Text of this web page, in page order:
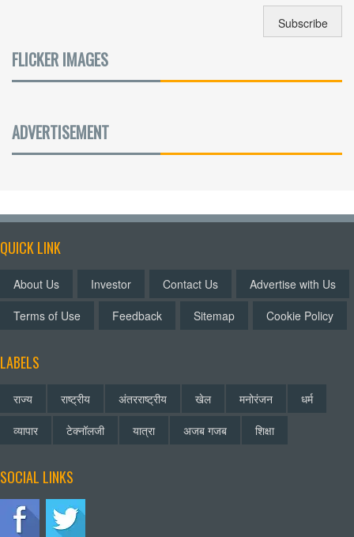
FLICKER IMAGES
ADVERTISEMENT
QUICK LINK
About Us Investor Contact Us
Advertise with Us
Terms of Use
Feedback Sitemap Cookie Policy
LABELS
राज्य राष्ट्रीय अंतरराष्ट्रीय खेल मनोरंजन
धर्म
व्यापार
टेक्नॉलजी यात्रा अजब गजब शिक्षा
SOCIAL LINKS